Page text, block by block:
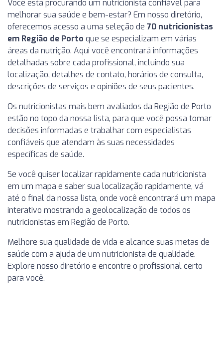
Você está procurando um nutricionista confiável para
melhorar sua saúde e bem-estar? Em nosso diretório,
oferecemos acesso a uma seleção de 70 nutricionistas
em Região de Porto que se especializam em várias
áreas da nutrição. Aqui você encontrará informações
detalhadas sobre cada profissional, incluindo sua
localização, detalhes de contato, horários de consulta,
descrições de serviços e opiniões de seus pacientes.
Os nutricionistas mais bem avaliados da Região de Porto
estão no topo da nossa lista, para que você possa tomar
decisões informadas e trabalhar com especialistas
confiáveis que atendam às suas necessidades
específicas de saúde.
Se você quiser localizar rapidamente cada nutricionista
em um mapa e saber sua localização rapidamente, vá
até o final da nossa lista, onde você encontrará um mapa
interativo mostrando a geolocalização de todos os
nutricionistas em Região de Porto.
Melhore sua qualidade de vida e alcance suas metas de
saúde com a ajuda de um nutricionista de qualidade.
Explore nosso diretório e encontre o profissional certo
para você.